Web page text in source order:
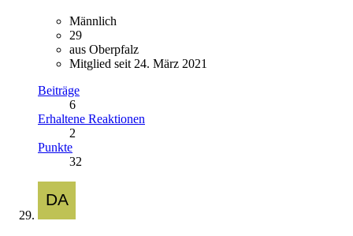
Männlich
29
aus Oberpfalz
Mitglied seit 24. März 2021
Beiträge
6
Erhaltene Reaktionen
2
Punkte
32